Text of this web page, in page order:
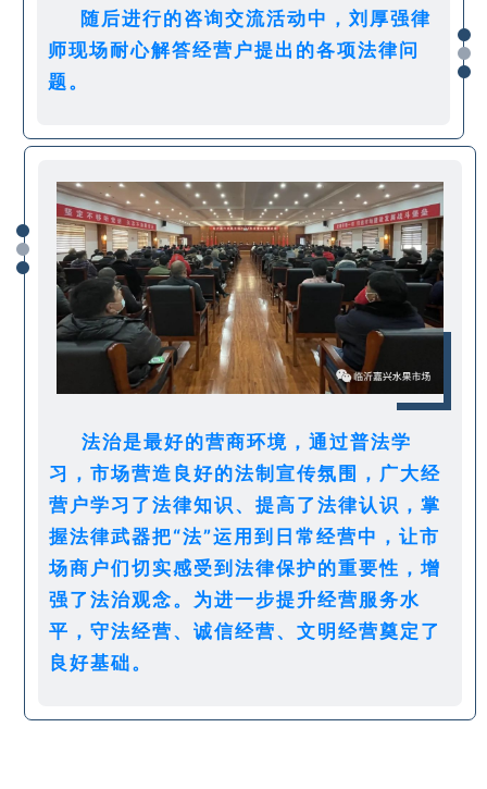
随后进行的咨询交流活动中，刘厚强律
师现场耐心解答经营户提出的各项法律问
题。
法治是最好的营商环境，通过普法学
习，市场营造良好的法制宣传氛围，广大经
营户学习了法律知识、提高了法律认识，掌
握法律武器把“法”运用到日常经营中，让市
场商户们切实感受到法律保护的重要性，增
强了法治观念。为进一步提升经营服务水
平，守法经营、诚信经营、文明经营奠定了
良好基础。